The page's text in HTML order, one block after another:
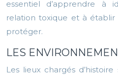
essentiel d’apprendre à
relation toxique et à
protéger.
LES
Les lieux chargés